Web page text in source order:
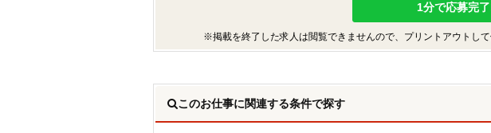
1分で応募完
※掲載を終了した求人は閲覧できませんので、プリントアウトして
このお仕事に関連する条件で探す